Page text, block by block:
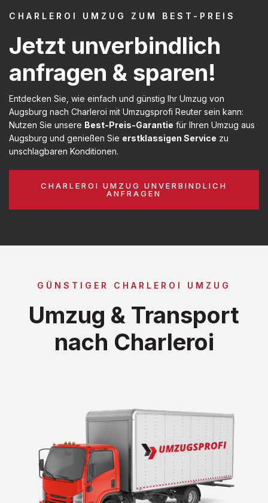
CHARLEROI UMZUG ZUM BEST-PREIS
Jetzt unverbindlich
anfragen & sparen!
Entdecken Sie, wie einfach und günstig Ihr Umzug von
Augsburg nach Charleroi mit Umzugsprofi Reuter sein kann:
Nutzen Sie unsere Best-Preis-Garantie für Ihren Umzug aus
Augsburg und genießen Sie erstklassigen Service zu
unschlagbaren Konditionen.
CHARLEROI UMZUG UNVERBINDLICH
ANFRAGEN
GÜNSTIGER CHARLEROI UMZUG
Umzug & Transport
nach Charleroi